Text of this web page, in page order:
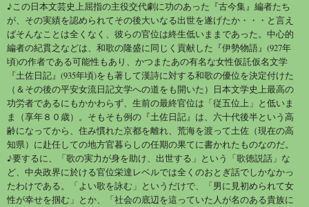
♪この日本文芸史上屈指の主役交代劇に功のあった『古今集』編者たち
が、その実績を認められてその後大いなる出世を遂げたか・・・と言え
ばそんなことは全くなく、彼らの官位は終生低いままであった。中心的
編者の紀貫之などは、和歌の隆盛に同じく貢献した『伊勢物語』(927年
頃)の作者である可能性もあり、かつまたあの有名な女性仮託仮名文学
『土佐日記』(935年頃)をも著して漢詩に対する和歌の優位を決定付けた
（＆その後の平安女流日記文学への道をも開いた）日本文学史上最高の
功労者であるにもかかわらず、生前の最終官位は「従五位上」と低いま
ま（享年８０歳）。そもそも例の『土佐日記』は、六十代後半という高
齢になってから、住み慣れた京都を離れ、荒海を渡って土佐（現在の高
知県）に赴任しての地方官暮らしの任期の果てに書かれたものなのだ。
♪要するに、「歌の実力が身を助け、出世する」という「歌徳説話」な
ど、中央政界に於ける官位栄達レベルでは全くのおとぎ話でしかなかっ
たわけである。「よい歌を詠む」というだけで、「男に見初められて女
性が幸せを掴む」とか、「社会の底辺を這っていた人が名のある貴族に